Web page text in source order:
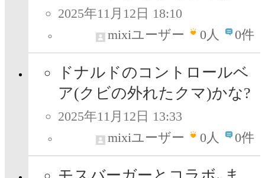
2025年11月12日 18:10
mixiユーザー
0人 0件
ドナルドのコントロールベ
ア(クビの外れたクマ)かな?
2025年11月12日 13:33
mixiユーザー
0人 0件